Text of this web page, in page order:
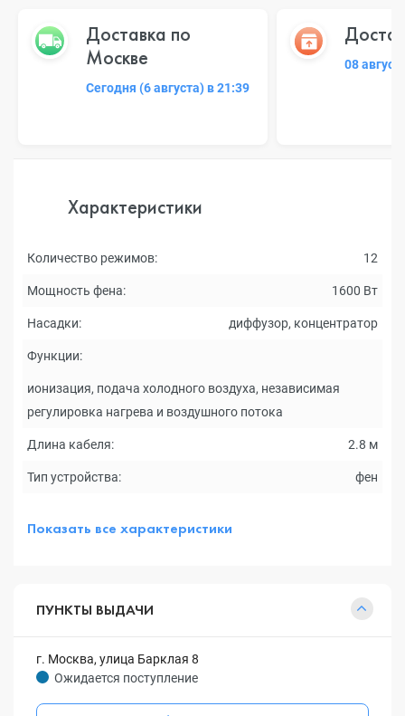
Доставка по
Москве
Сегодня (6 августа) в 21:39
08
Характеристики
Количество режимов: 12
Мощность фена: 1600 Вт
Насадки: диффузор, концентратор
Функции:
ионизация, подача холодного воздуха, независимая
регулировка нагрева и воздушного потока
Длина кабеля: 2.8 м
Тип устройства: фен
Показать все характеристики
ПУНКТЫ ВЫДАЧИ
г. Москва, улица Барклая 8
Ожидается поступление